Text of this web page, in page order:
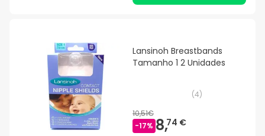
Lansinoh Breastbands
Tamanho 1 2 Unidades
(4)
10,51€
-17% 8,74 €